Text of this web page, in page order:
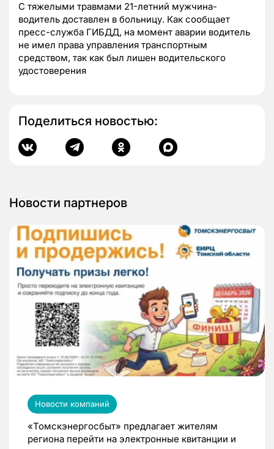
С тяжелыми травмами 21-летний мужчина-
водитель доставлен в больницу. Как сообщает
пресс-служба ГИБДД, на момент аварии водитель
не имел права управления транспортным
средством, так как был лишен водительского
удостоверения
Поделиться новостью:
Новости партнеров
Новости компаний
«Томскэнергосбыт» предлагает жителям
региона перейти на электронные квитанции и